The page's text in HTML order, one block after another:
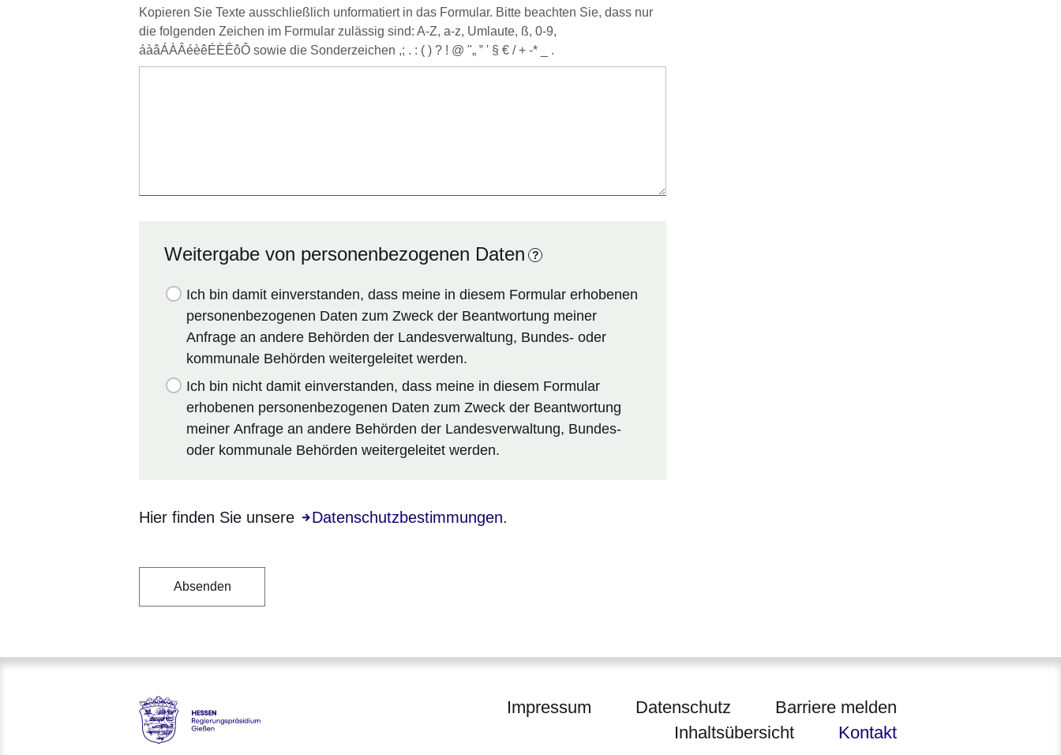
Kopieren Sie Texte ausschließlich unformatiert in das Formular. Bitte beachten Sie, dass nur
die folgenden Zeichen im Formular zulässig sind: A-Z, a-z, Umlaute, ß, 0-9,
áàâÁÀÂéèêÉÈÊôÔ sowie die Sonderzeichen ,; . : ( ) ? ! @ "„ ‟ ' § € / + -* _ .
Weitergabe von personenbezogenen Daten ?
Ich bin damit einverstanden, dass meine in diesem Formular erhobenen
personenbezogenen Daten zum Zweck der Beantwortung meiner
Anfrage an andere Behörden der Landesverwaltung, Bundes- oder
kommunale Behörden weitergeleitet werden.
Ich bin nicht damit einverstanden, dass meine in diesem Formular
erhobenen personenbezogenen Daten zum Zweck der Beantwortung
meiner Anfrage an andere Behörden der Landesverwaltung, Bundes-
oder kommunale Behörden weitergeleitet werden.
Hier finden Sie unsere Datenschutzbestimmungen
Öffnet sich in einem neuen Fenster
.
Impressum Datenschutz
Barriere melden
Inhaltsübersicht
Kontakt